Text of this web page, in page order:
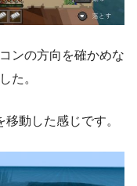
ンの方向を確かめな
た。
動した感じです。